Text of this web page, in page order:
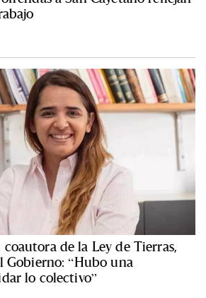
de la Ley de Tierras,
Gobierno: “Hubo una
lo colectivo”